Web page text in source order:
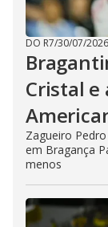
DO R7/30/07/2026
Cristal e
Zagueiro
em Bragança
menos